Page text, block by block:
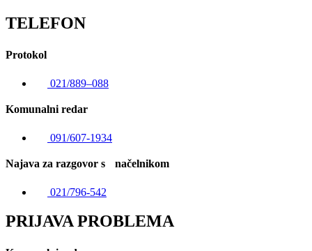
TELEFON
Protokol
021/889–088
Komunalni redar
091/607-1934
Najava za razgovor s načelnikom
021/796-542
PRIJAVA PROBLEMA